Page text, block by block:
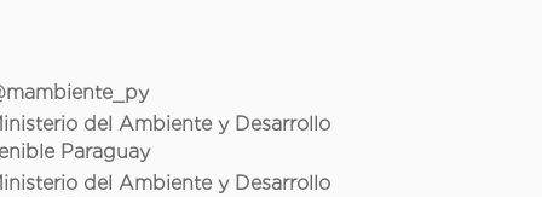
del Ambiente y Desarrollo
Paraguay
del Ambiente y Desarrollo